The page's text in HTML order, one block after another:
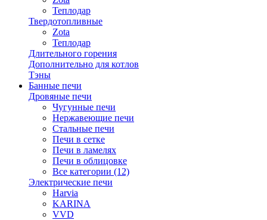
Теплодар
Твердотопливные
Zota
Теплодар
Длительного горения
Дополнительно для котлов
Тэны
Банные печи
Дровяные печи
Чугунные печи
Нержавеющие печи
Стальные печи
Печи в сетке
Печи в ламелях
Печи в облицовке
Все категории (12)
Электрические печи
Harvia
KARINA
VVD